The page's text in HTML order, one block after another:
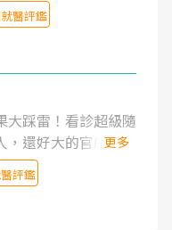
效果有限,只是壓
重影響生活品質.
任是頸頭症候群專
網路評價之後,下
主任的乾針跟增生
得整個肩頸鬆開,回
疾已經好了大半,杜
代要改善姿勢跟好
是不可多得的良醫,
醫評鑑
大踩雷！看診超級隨
，還好大的官威 ...
。可能好評帶來的
術也不行，畢竟連
大家避雷吧！
更多
評鑑